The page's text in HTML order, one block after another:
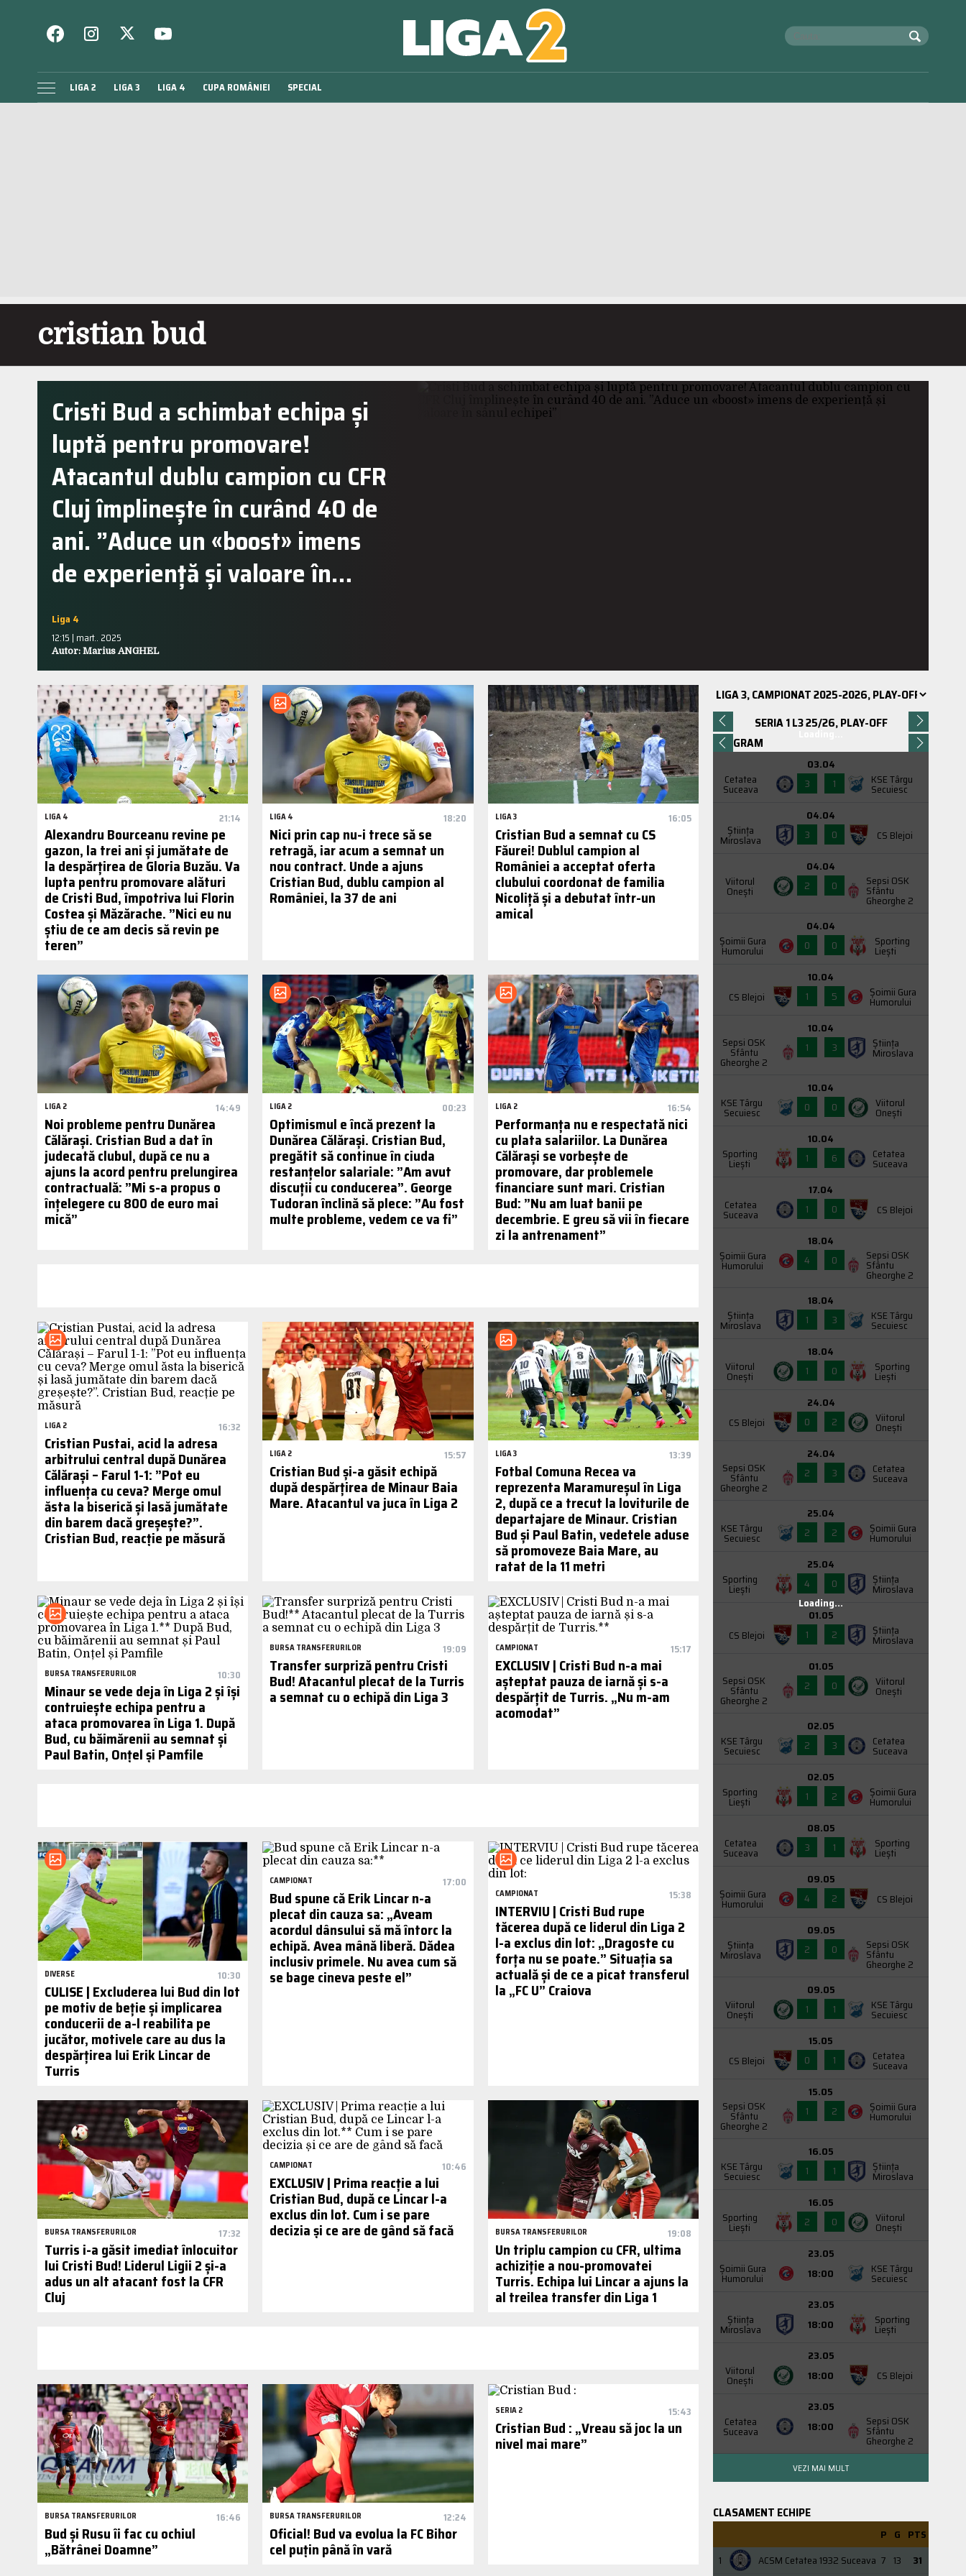
LIGA 2 LIGA 3 LIGA 4 CUPA ROMÂNIEI SPECIAL
cristian bud
Cristi Bud a schimbat echipa și
luptă pentru promovare!
Atacantul dublu campion cu CFR
Cluj împlinește în curând 40 de
ani. ”Aduce un «boost» imens
de experiență și valoare în…
Liga 4
12:15 | mart.. 2025
Autor: Marius ANGHEL
LIGA 4 21:14
Alexandru Bourceanu revine pe
gazon, la trei ani și jumătate de
la despărțirea de Gloria Buzău. Va
lupta pentru promovare alături
de Cristi Bud, împotriva lui Florin
Costea și Măzărache. ”Nici eu nu
știu de ce am decis să revin pe
teren”
LIGA 4 18:20
Nici prin cap nu-i trece să se
retragă, iar acum a semnat un
nou contract. Unde a ajuns
Cristian Bud, dublu campion al
României, la 37 de ani
LIGA 3 16:05
Cristian Bud a semnat cu CS
Făurei! Dublul campion al
României a acceptat oferta
clubului coordonat de familia
Nicoliță și a debutat într-un
amical
LIGA 2 14:49
Noi probleme pentru Dunărea
Călărași. Cristian Bud a dat în
judecată clubul, după ce nu a
ajuns la acord pentru prelungirea
contractuală: ”Mi s-a propus o
înțelegere cu 800 de euro mai
mică”
LIGA 2 00:23
Optimismul e încă prezent la
Dunărea Călărași. Cristian Bud,
pregătit să continue în ciuda
restanțelor salariale: ”Am avut
discuții cu conducerea”. George
Tudoran înclină să plece: ”Au fost
multe probleme, vedem ce va fi”
LIGA 2 16:54
Performanța nu e respectată nici
cu plata salariilor. La Dunărea
Călărași se vorbește de
promovare, dar problemele
financiare sunt mari. Cristian
Bud: ”Nu am luat banii pe
decembrie. E greu să vii în fiecare
zi la antrenament”
LIGA 2 16:32
Cristian Pustai, acid la adresa
arbitrului central după Dunărea
Călărași – Farul 1-1: ”Pot eu
influența cu ceva? Merge omul
ăsta la biserică și lasă jumătate
din barem dacă greșește?”.
Cristian Bud, reacție pe măsură
LIGA 2 15:57
Cristian Bud și-a găsit echipă
după despărțirea de Minaur Baia
Mare. Atacantul va juca în Liga 2
LIGA 3 13:39
Fotbal Comuna Recea va
reprezenta Maramureșul în Liga
2, după ce a trecut la loviturile de
departajare de Minaur. Cristian
Bud și Paul Batin, vedetele aduse
să promoveze Baia Mare, au
ratat de la 11 metri
BURSA TRANSFERURILOR 10:30
Minaur se vede deja în Liga 2 și își
contruiește echipa pentru a
ataca promovarea în Liga 1. După
Bud, cu băimărenii au semnat și
Paul Batin, Onțel și Pamfile
BURSA TRANSFERURILOR 19:09
Transfer surpriză pentru Cristi
Bud! Atacantul plecat de la Turris
a semnat cu o echipă din Liga 3
CAMPIONAT 15:17
EXCLUSIV | Cristi Bud n-a mai
așteptat pauza de iarnă și s-a
despărțit de Turris. „Nu m-am
acomodat”
DIVERSE 10:30
CULISE | Excluderea lui Bud din lot
pe motiv de beție și implicarea
conducerii de a-l reabilita pe
jucător, motivele care au dus la
despărțirea lui Erik Lincar de
Turris
CAMPIONAT 17:00
Bud spune că Erik Lincar n-a
plecat din cauza sa: „Aveam
acordul dânsului să mă întorc la
echipă. Avea mână liberă. Dădea
inclusiv primele. Nu avea cum să
se bage cineva peste el”
CAMPIONAT 15:38
INTERVIU | Cristi Bud rupe
tăcerea după ce liderul din Liga 2
l-a exclus din lot: „Dragoste cu
forța nu se poate.” Situația sa
actuală și de ce a picat transferul
la „FC U” Craiova
BURSA TRANSFERURILOR 17:32
Turris i-a găsit imediat înlocuitor
lui Cristi Bud! Liderul Ligii 2 și-a
adus un alt atacant fost la CFR
Cluj
CAMPIONAT 10:46
EXCLUSIV | Prima reacție a lui
Cristian Bud, după ce Lincar l-a
exclus din lot. Cum i se pare
decizia și ce are de gând să facă BURSA TRANSFERURILOR 19:08
Un triplu campion cu CFR, ultima
achiziție a nou-promovatei
Turris. Echipa lui Lincar a ajuns la
al treilea transfer din Liga 1
BURSA TRANSFERURILOR 16:46
Bud și Rusu îi fac cu ochiul
„Bătrânei Doamne”
BURSA TRANSFERURILOR 12:24
Oficial! Bud va evolua la FC Bihor
cel puțin până în vară
SERIA 2 15:43
Cristian Bud : „Vreau să joc la un
nivel mai mare”
SERIA 1 L3 25/26, PLAY-OFF
PROGRAM
Cetatea
Suceava
03.04
3
1 KSE Târgu
Secuiesc
Știința
Miroslava
04.04
3
0 CS Blejoi
Viitorul
Onești
04.04
2
0 Sepsi OSK
Sfântu
Gheorghe 2
Şoimii Gura
Humorului
04.04
0
0 Sporting
Liești
CS Blejoi
10.04
1
5 Şoimii Gura
Humorului
Sepsi OSK
Sfântu
Gheorghe 2
10.04
1
3 Știința
Miroslava
KSE Târgu
Secuiesc
10.04
0
0 Viitorul
Onești
Sporting
Liești
10.04
1
6 Cetatea
Suceava
Cetatea
Suceava
17.04
1
0 CS Blejoi
Şoimii Gura
Humorului
18.04
4
0 Sepsi OSK
Sfântu
Gheorghe 2
Știința
Miroslava
18.04
1
3 KSE Târgu
Secuiesc
Viitorul
Onești
18.04
1
0 Sporting
Liești
CS Blejoi
24.04
0
2 Viitorul
Onești
Sepsi OSK
Sfântu
Gheorghe 2
24.04
2
3 Cetatea
Suceava
KSE Târgu
Secuiesc
25.04
2
2 Şoimii Gura
Humorului
Sporting
Liești
25.04
4
0 Știința
Miroslava
CS Blejoi
01.05
1
2 Știința
Miroslava
Sepsi OSK
Sfântu
Gheorghe 2
01.05
2
0 Viitorul
Onești
KSE Târgu
Secuiesc
02.05
2
3 Cetatea
Suceava
Sporting
Liești
02.05
1
2 Şoimii Gura
Humorului
Cetatea
Suceava
08.05
3
1 Sporting
Liești
Şoimii Gura
Humorului
09.05
4
2 CS Blejoi
Știința
Miroslava
09.05
2
0 Sepsi OSK
Sfântu
Gheorghe 2
Viitorul
Onești
09.05
1
1 KSE Târgu
Secuiesc
CS Blejoi
15.05
0
1 Cetatea
Suceava
Sepsi OSK
Sfântu
Gheorghe 2
15.05
1
2 Şoimii Gura
Humorului
KSE Târgu
Secuiesc
16.05
1
1 Știința
Miroslava
Sporting
Liești
16.05
2
0 Viitorul
Onești
Şoimii Gura
Humorului
23.05
18:00
KSE Târgu
Secuiesc
Știința
Miroslava
23.05
18:00
Sporting
Liești
Viitorul
Onești
23.05
18:00
CS Blejoi
Cetatea
Suceava
23.05
18:00
Sepsi OSK
Sfântu
Gheorghe 2
Loading...
VEZI MAI MULT
CLASAMENT ECHIPE
P G PTS
1
ACSM Cetatea 1932 Suceava 7 13 31